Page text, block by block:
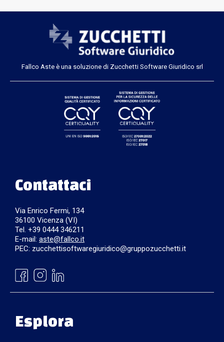
Fallco Aste è una soluzione di Zucchetti Software Giuridico srl
Contattaci
Via Enrico Fermi, 134
36100 Vicenza (VI)
Tel. +39 0444 346211
E-mail: aste@fallco.it
PEC: zucchettisoftwaregiuridico@gruppozucchetti.it
Esplora